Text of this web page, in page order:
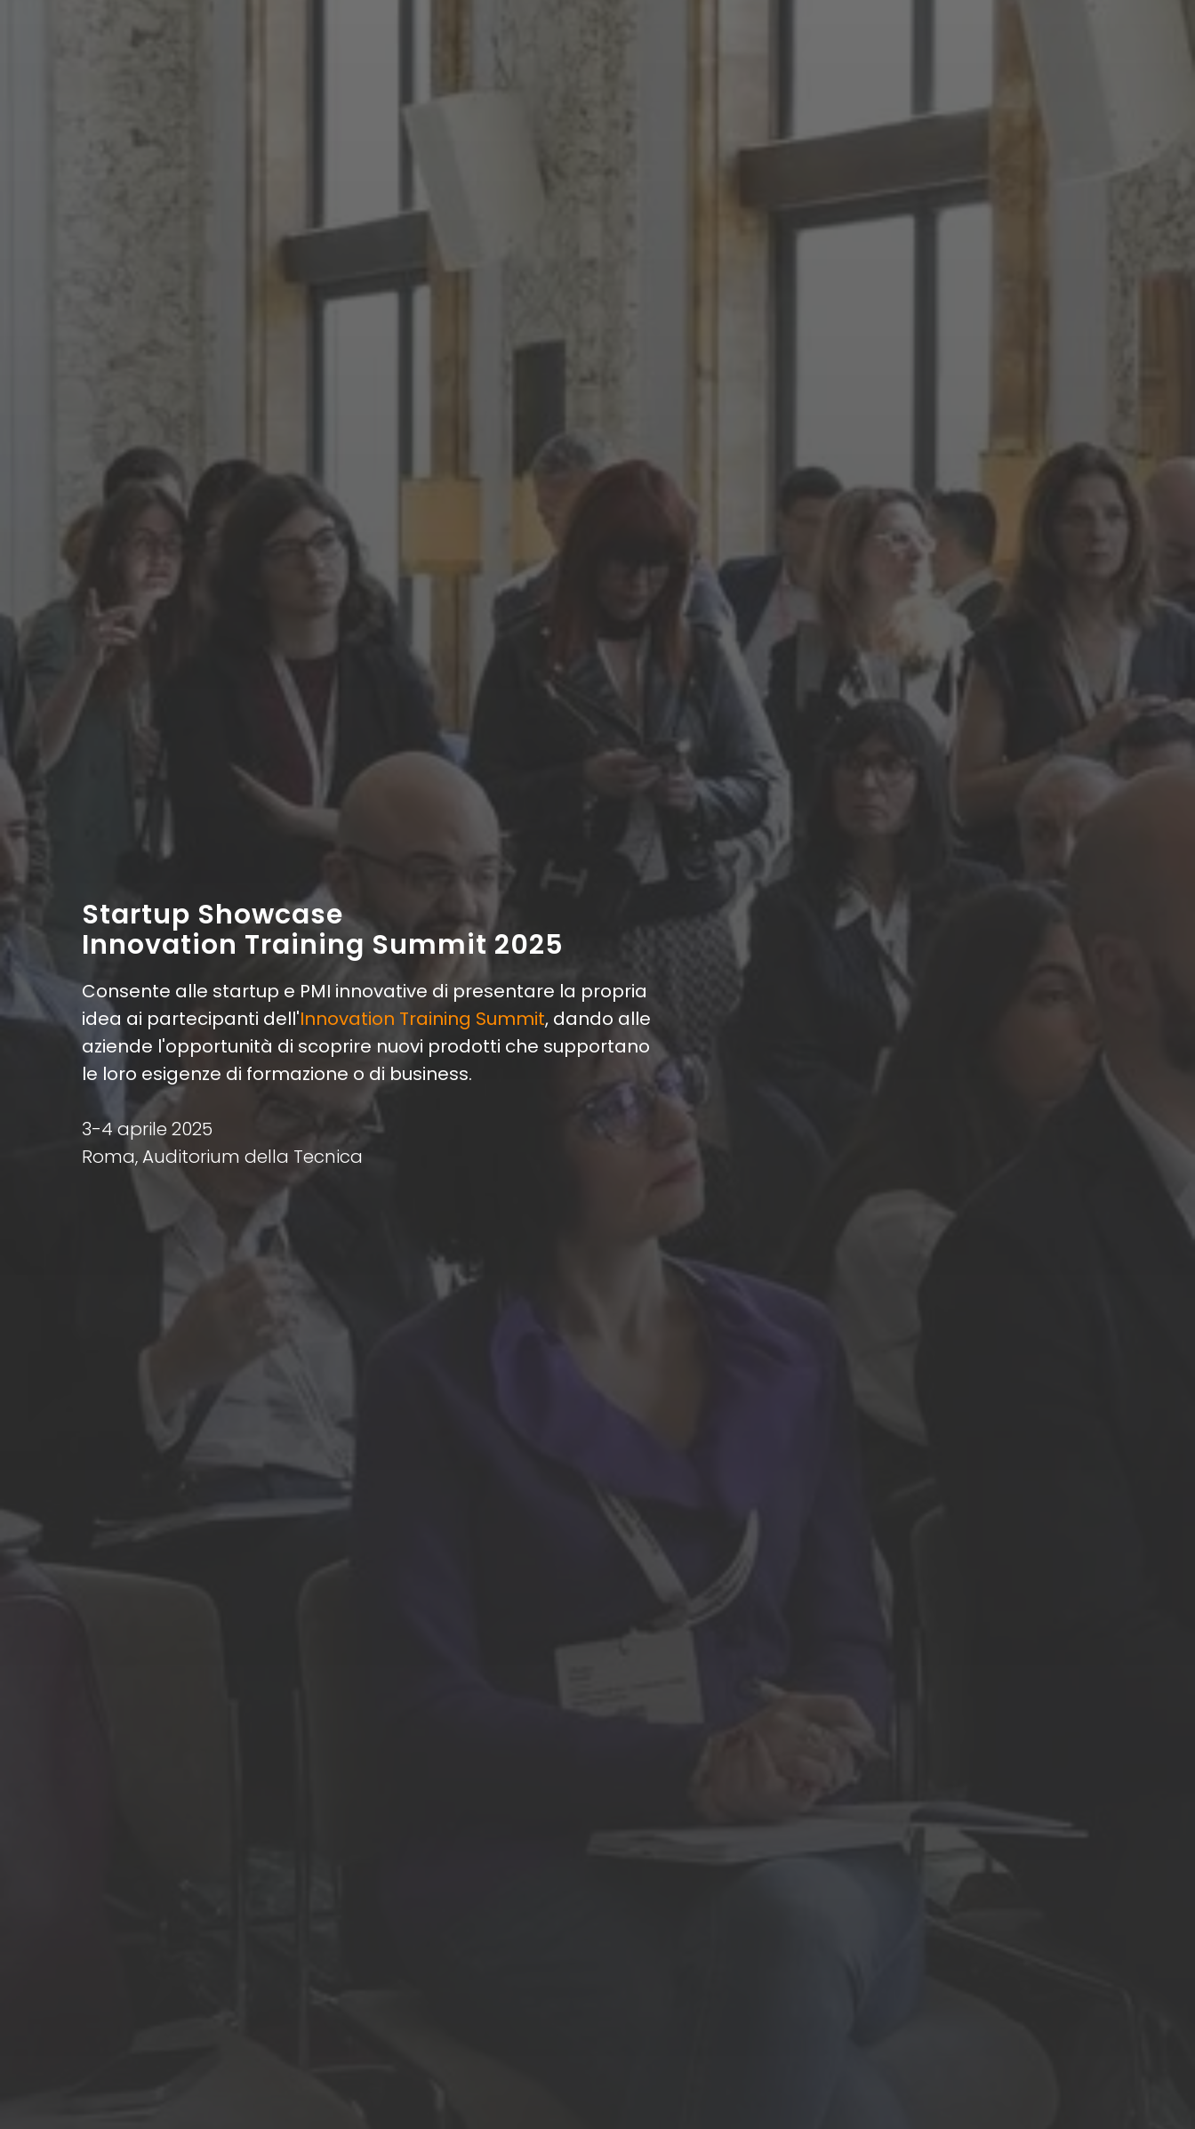
Startup Showcase
Innovation Training Summit 2025
Consente alle startup e PMI innovative di presentare la propria
idea ai partecipanti dell'Innovation Training Summit, dando alle
aziende l'opportunità di scoprire nuovi prodotti che supportano
le loro esigenze di formazione o di business.
3-4 aprile 2025
Roma, Auditorium della Tecnica